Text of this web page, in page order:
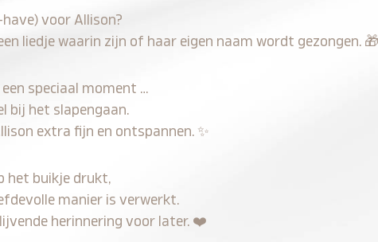
voor Allison?
liedje waarin zijn of haar eigen naam wordt gezongen.
speciaal moment …
bij het slapengaan.
extra fijn en ontspannen. ✨
het buikje drukt,
manier is verwerkt.
herinnering voor later. ❤️